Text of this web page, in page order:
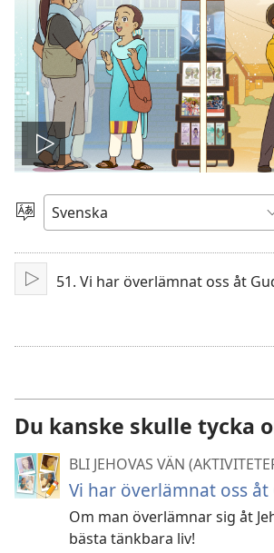
Spela
video
Välj
språk
Spela51. Vi har överlämnat oss åt
Du kanske skulle tycka
BLI JEHOVAS VÄN
Vi har överlämnat oss åt
Om man överlämnar sig åt
bästa tänkbara liv!